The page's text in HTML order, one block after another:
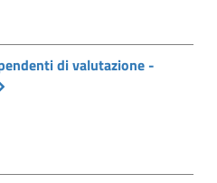
di valutazione -